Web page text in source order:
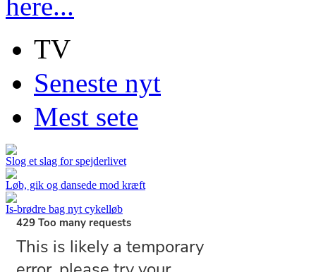
TV
Seneste nyt
Mest sete
Slog et slag for spejderlivet
Løb, gik og dansede mod kræft
Is-brødre bag nyt cykelløb